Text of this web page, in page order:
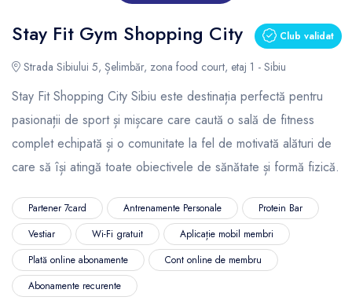
Stay Fit Gym Shopping City Club validat
Strada Sibiului 5, Șelimbăr, zona food court, etaj 1 - Sibiu
Stay Fit Shopping City Sibiu este destinația perfectă pentru
pasionații de sport și mișcare care caută o sală de fitness
complet echipată și o comunitate la fel de motivată alături de
care să își atingă toate obiectivele de sănătate și formă fizică.
Partener 7card Antrenamente Personale
Protein Bar
Vestiar
Wi-Fi gratuit
Aplicație mobil membri
Plată online abonamente
Cont online de membru
Abonamente recurente